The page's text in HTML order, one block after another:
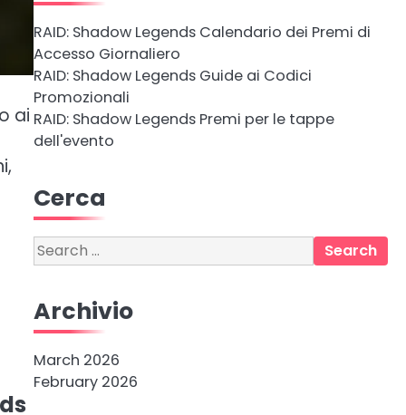
ai
RAID: Shadow Legends Calendario dei Premi di
Accesso Giornaliero
RAID: Shadow Legends Guide ai Codici
Promozionali
RAID: Shadow Legends Premi per le tappe
dell'evento
Cerca
Search
for:
Archivio
March 2026
February 2026